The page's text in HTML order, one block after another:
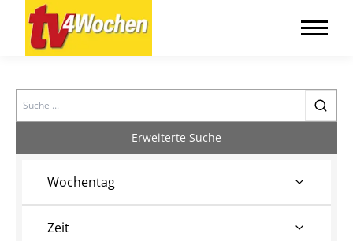
Search
Erweiterte Suche
Wochentag
Zeit